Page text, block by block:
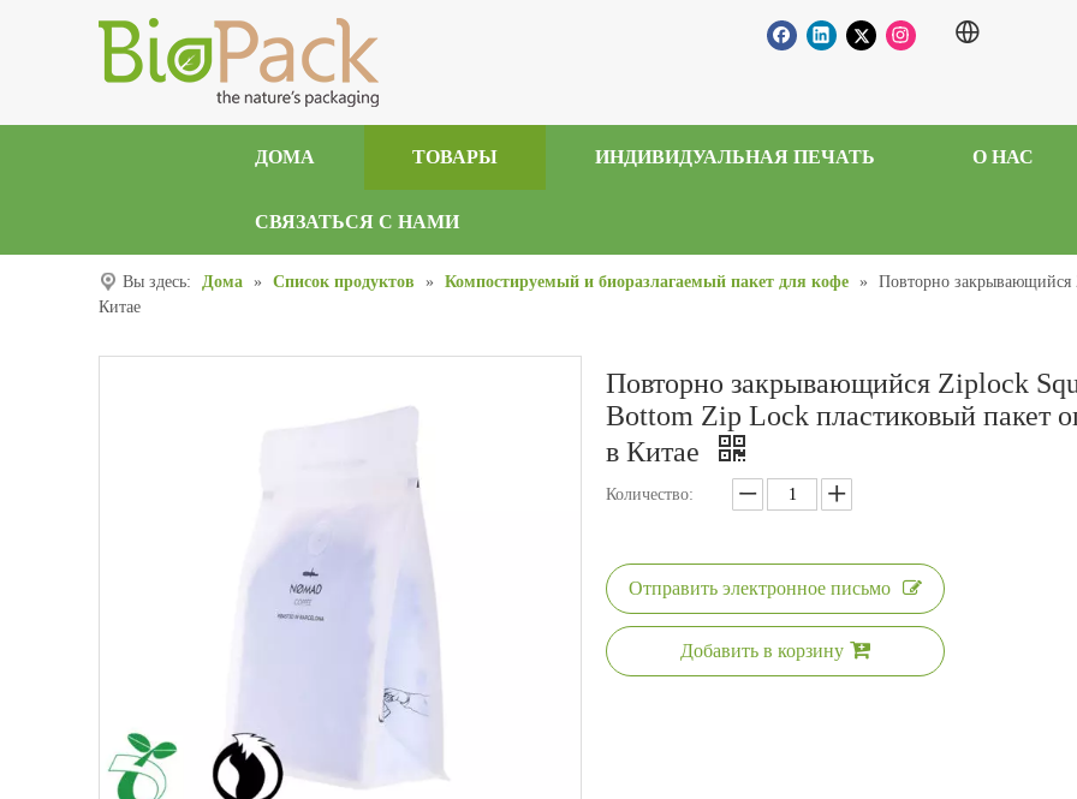
ДОМА ТОВАРЫ ИНДИВИДУАЛЬНАЯ ПЕЧАТЬ О НАС
СВЯЗАТЬСЯ С НАМИ
Вы здесь: Дома » Список продуктов » Компостируемый и биоразлагаемый пакет для кофе »
Повторно закрывающийся
Китае
Повторно закрывающийся Ziplock
Bottom Zip Lock пластиковый пакет
в Китае
Количество:
Отправить электронное письмо
Добавить в корзину